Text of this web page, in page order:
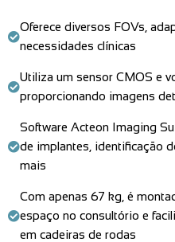
Oferece diversos FOVs,
necessidades clínicas
Utiliza um sensor CMOS e
proporcionando imagens
Software Acteon Imaging
de implantes, identificação
mais
Com apenas 67 kg, é
espaço no consultório e
em cadeiras de rodas